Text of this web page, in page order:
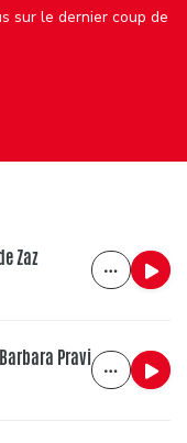
sur le dernier coup de
Zaz
Pravi